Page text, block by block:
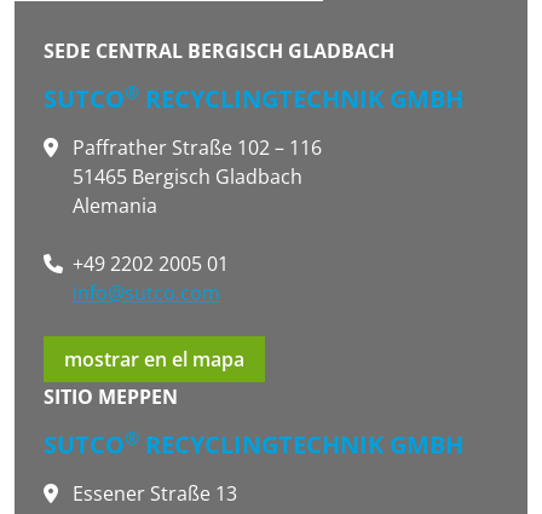
SEDE CENTRAL BERGISCH GLADBACH
SUTCO® RECYCLINGTECHNIK GMBH
Paffrather Straße 102 – 116
51465 Bergisch Gladbach
Alemania
+49 2202 2005 01
info@sutco.com
mostrar en el mapa
SITIO MEPPEN
SUTCO® RECYCLINGTECHNIK GMBH
Essener Straße 13